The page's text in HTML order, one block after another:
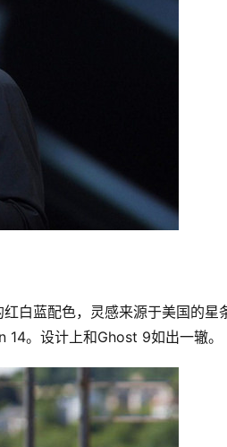
白蓝配色，灵感来源于美国的星
。设计上和Ghost 9如出一辙。